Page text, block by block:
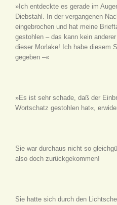
»Ich entdeckte es gerade im
Diebstahl. In der vergangenen
eingebrochen und hat meine
gestohlen – das kann kein
dieser Morlake! Ich habe diesem
gegeben –«
»Es ist sehr schade, daß der
Wortschatz gestohlen hat«,
Sie war durchaus nicht so
also doch zurückgekommen!
Sie hatte sich durch den